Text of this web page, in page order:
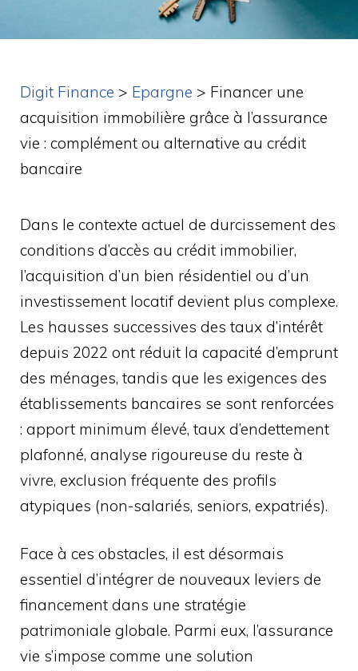
Digit Finance > Epargne > Financer une
acquisition immobilière grâce à l’assurance
vie : complément ou alternative au crédit
bancaire
Dans le contexte actuel de durcissement des
conditions d’accès au crédit immobilier,
l’acquisition d’un bien résidentiel ou d’un
investissement locatif devient plus complexe.
Les hausses successives des taux d’intérêt
depuis 2022 ont réduit la capacité d’emprunt
des ménages, tandis que les exigences des
établissements bancaires se sont renforcées
: apport minimum élevé, taux d’endettement
plafonné, analyse rigoureuse du reste à
vivre, exclusion fréquente des profils
atypiques (non-salariés, seniors, expatriés).
Face à ces obstacles, il est désormais
essentiel d’intégrer de nouveaux leviers de
financement dans une stratégie
patrimoniale globale. Parmi eux, l’assurance
vie s’impose comme une solution